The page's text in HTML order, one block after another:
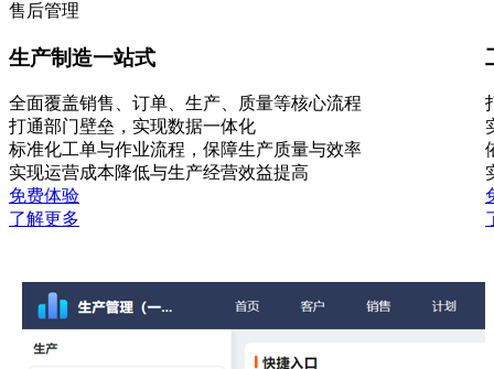
售后管理
生产制造一站式
全面覆盖销售、订单、生产、质量等核心流程
打通部门壁垒，实现数据一体化
标准化工单与作业流程，保障生产质量与效率
实现运营成本降低与生产经营效益提高
免费体验
了解更多